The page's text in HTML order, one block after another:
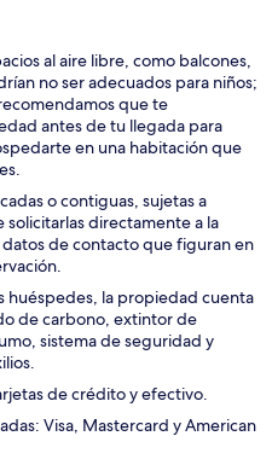
al aire libre, como balcones,
no ser adecuados para niños;
que te
antes de tu llegada para
en una habitación que
o contiguas, sujetas a
directamente a la
de contacto que figuran en
huéspedes, la propiedad cuenta
de carbono, extintor de
sistema de seguridad y
de crédito y efectivo.
Visa, Mastercard y American